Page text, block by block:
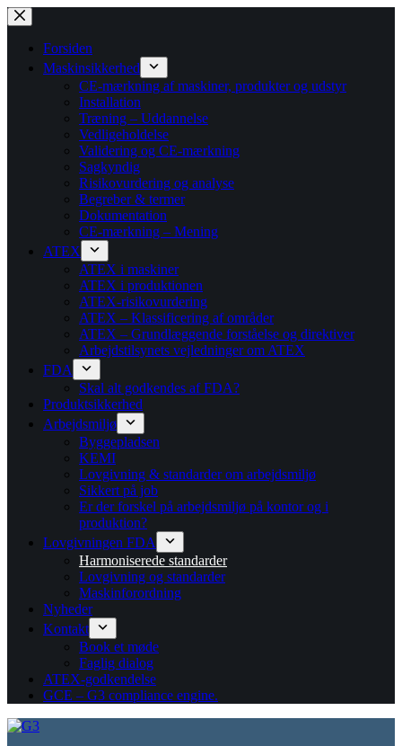
Fortsæt
til
indholdForsiden
Maskinsikkerhed
CE-mærkning af maskiner, produkter og udstyr
Installation
Træning – Uddannelse
Vedligeholdelse
Validering og CE-mærkning
Sagkyndig
Risikovurdering og analyse
Begreber & termer
Dokumentation
CE-mærkning – Mening
ATEX
ATEX i maskiner
ATEX i produktionen
ATEX-risikovurdering
ATEX – Klassificering af områder
ATEX – Grundlæggende forståelse og direktiver
Arbejdstilsynets vejledninger om ATEX
FDA
Skal alt godkendes af FDA?
Produktsikkerhed
Arbejdsmiljø
Byggepladsen
KEMI
Lovgivning & standarder om arbejdsmiljø
Sikkert på job
Er der forskel på arbejdsmiljø på kontor og i
produktion?
Lovgivningen FDA
Harmoniserede standarder
Lovgivning og standarder
Maskinforordning
Nyheder
Kontakt
Book et møde
Faglig dialog
ATEX-godkendelse
GCE – G3 compliance engine.